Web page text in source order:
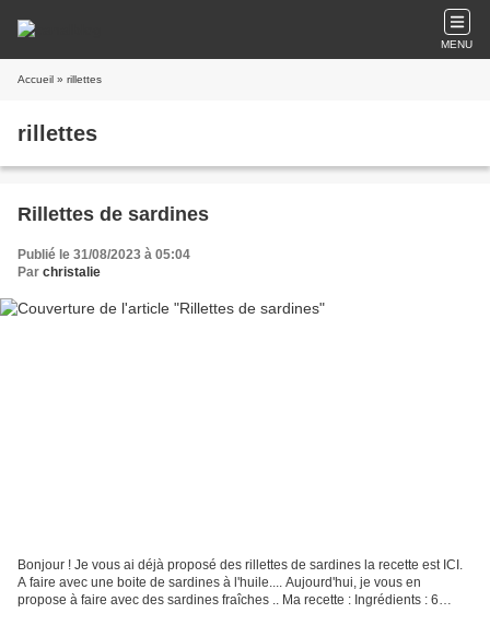
MENU
Accueil » rillettes
rillettes
Rillettes de sardines
Publié le 31/08/2023 à 05:04
Par christalie
Bonjour ! Je vous ai déjà proposé des rillettes de sardines la recette est ICI.
A faire avec une boite de sardines à l'huile.... Aujourd'hui, je vous en
propose à faire avec des sardines fraîches .. Ma recette : Ingrédients : 6